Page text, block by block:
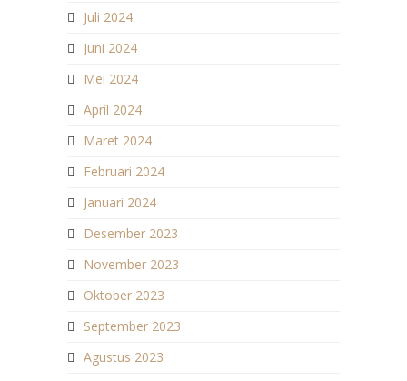
Juli 2024
Juni 2024
Mei 2024
April 2024
Maret 2024
Februari 2024
Januari 2024
Desember 2023
November 2023
Oktober 2023
September 2023
Agustus 2023